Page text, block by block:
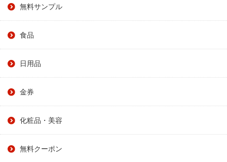
無料サンプル
食品
日用品
金券
化粧品・美容
無料クーポン